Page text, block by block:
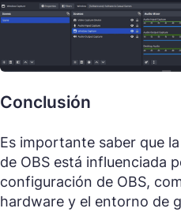
Conclusión
Es importante saber que
de OBS está influenciada
configuración de OBS,
hardware y el entorno de